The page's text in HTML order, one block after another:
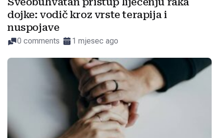
dojke: vodič kroz vrste terapija i
nuspojave
0 comments 1 mjesec ago